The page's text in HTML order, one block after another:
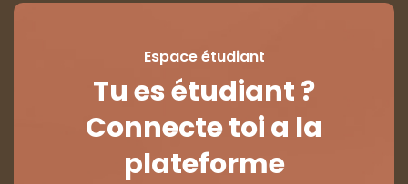
Espace étudiant
Tu es étudiant ?
Connecte toi a la
plateforme